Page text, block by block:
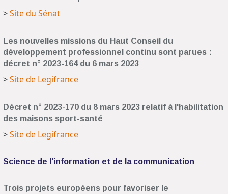
>Site du Sénat
Les nouvelles missions du Haut Conseil du
développement professionnel continu sont parues :
décret n° 2023-164 du 6 mars 2023
>Site de Legifrance
Décret n° 2023-170 du 8 mars 2023 relatif à l'habilitation
des maisons sport-santé
>Site de Legifrance
Science de l'information et de la communication
Trois projets européens pour favoriser le